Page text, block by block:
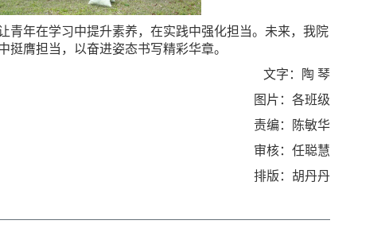
青年在学习中提升素养，在实践中强化担当。未来，我院
膺担当，以奋进姿态书写精彩华章。
文字：陶 琴
图片：各班级
责编：陈敏华
审核：任聪慧
排版：胡丹丹